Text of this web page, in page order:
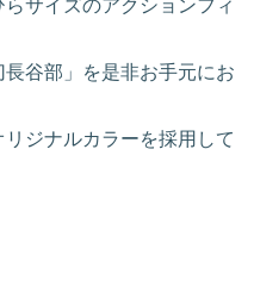
サイズのアクションフィ
谷部」を是非お手元にお
ジナルカラーを採用して